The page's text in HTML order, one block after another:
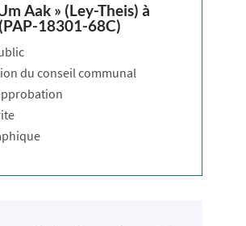
Aak » (Ley-Theis) à
18301-68C)
du conseil communal